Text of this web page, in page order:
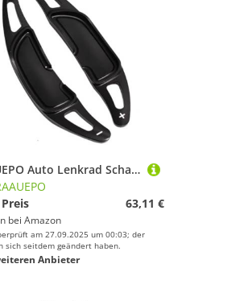
NRAAUEPO Auto Lenkrad Schaltwippen für Mercedes Benz X156 GLA45 2016-2019 Auto Lenkrad Schaltwippen Extensions Abdeckung 2 stücke Aluminium Teile
63,11 €
bei Amazon
am 27.09.2025 um 00:03; der
sich seitdem geändert haben.
Anbieter